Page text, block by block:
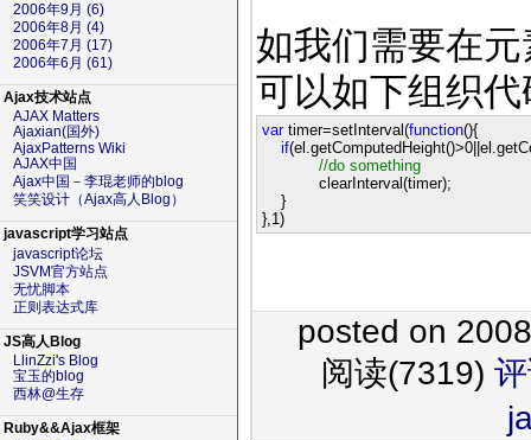
2006年9月 (6)
2006年8月 (4)
2006年7月 (17)
2006年6月 (61)
Ajax技术站点
AJAX Matters
Ajaxian(国外)
AjaxPatterns Wiki
AJAX中国
Ajax中国－李琨老师的blog
笑笑设计（Ajax高人Blog）
javascript学习站点
javascript论坛
JSVM官方站点
无忧脚本
正则表达式库
JS高人Blog
LlinZzi's Blog
宝玉的blog
西林@生存
Ruby&&Ajax框架
如我们需要在
可以如下组织代
vartimer=setInterval(function(){
if(el.getComputedHeight()>0
//do something
clearInterval(timer);
}
},1)
posted on
阅读(7319)